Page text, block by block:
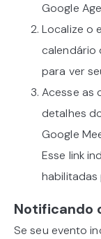
Google
Localize o
calendário
para ver
Acesse as
detalhes
Google
Esse link
habilitadas
Notificando
Se seu evento